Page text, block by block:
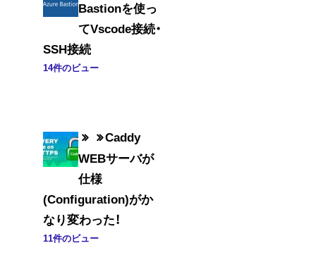
Bastionを使っ
てVscode接続・
SSH接続
14件のビュー
Caddy
WEBサーバが
仕様
(Configuration)がか
なり変わった！
11件のビュー